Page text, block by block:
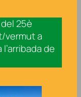
25è
vermut a
de